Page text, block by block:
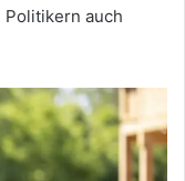
auch